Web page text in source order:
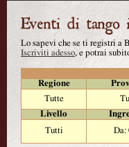
Lo sapevi che se ti registri a
Iscriviti adesso, e potrai
Regione
Tutte
Livello
Tutti
Da: